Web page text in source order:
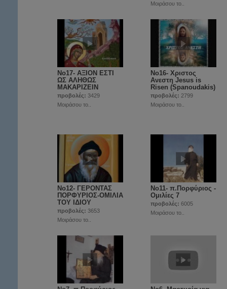
Μοιράσου το..
Νο17- ΑΞΙΟΝ ΕΣΤΙ
ΩΣ ΑΛΗΘΩΣ
ΜΑΚΑΡΙΖΕΙΝ
προβολές: 3429
Μοιράσου το..
Νο16- Χριστος
Ανεστη Jesus is
Risen (Spanoudakis)
προβολές: 2799
Μοιράσου το..
Νο12- ΓΕΡΟΝΤΑΣ
ΠΟΡΦΥΡΙΟΣ-ΟΜΙΛΙΑ
ΤΟΥ ΙΔΙΟΥ
προβολές: 3653
Μοιράσου το..
Νο11- π.Πορφύριος -
Ομιλίες 7
προβολές: 6005
Μοιράσου το..